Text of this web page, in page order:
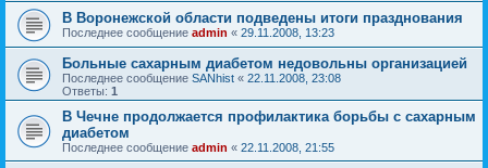
В Воронежской области подведены итоги празднования
Последнее сообщение admin « 29.11.2008, 13:23
Больные сахарным диабетом недовольны организацией
Последнее сообщение SANhist « 22.11.2008, 23:08
Ответы: 1
В Чечне продолжается профилактика борьбы с сахарным
диабетом
Последнее сообщение admin « 22.11.2008, 21:55